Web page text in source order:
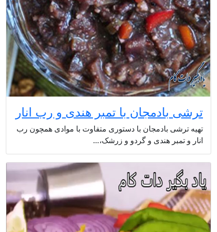
ترشی بادمجان با تمبر هندی و رب انار
تهیه ترشی بادمجان با دستوری متفاوت با موادی همچون رب
انار و تمبر هندی و گردو و زرشک،…